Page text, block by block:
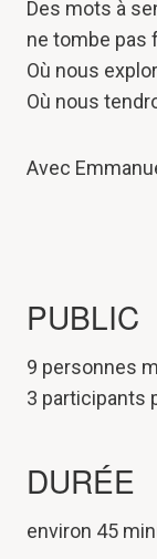
Des mots à
ne tombe pas
Où nous
Où nous
Avec
PUBLIC
9 personnes
3 participants
DURÉE
environ 45